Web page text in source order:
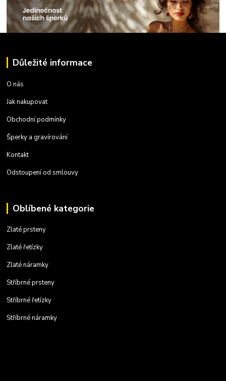
Důležité informace
O nás
Jak nakupovat
Obchodní podmínky
Šperky a gravírování
Kontakt
Odstoupení od smlouvy
Oblíbené kategorie
Zlaté prsteny
Zlaté řetízky
Zlaté náramky
Stříbrné prsteny
Stříbrné řetízky
Stříbrné náramky